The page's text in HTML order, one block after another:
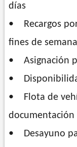
días
• Recargos
fines de
• Asignación
•
• Flota de
documentación
• Desayuno